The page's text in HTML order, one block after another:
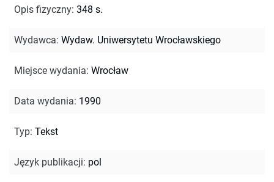
Opis fizyczny: 348 s.
Wydawca: Wydaw. Uniwersytetu Wrocławskiego
Miejsce wydania: Wrocław
Data wydania: 1990
Typ: Tekst
Język publikacji: pol